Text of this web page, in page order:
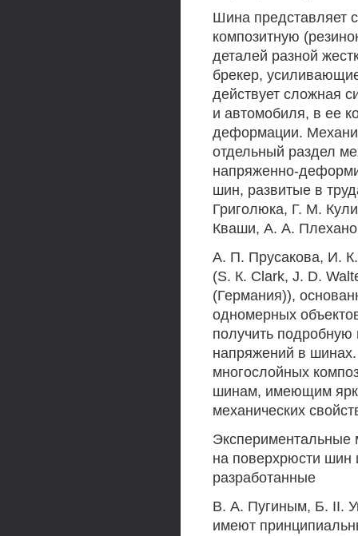
Шина представляет
композитную
деталей разной
брекер,
действует сложная
и автомобиля, в ее
деформации.
отдельный раздел
напряженно-
шин, развитые в
Григолюка, Г. М.
Кваши, А. А.
A. П. Прусакова, И.
(S. К. Clark, J. D.
(Германия)),
одномерных
получить
напряжений в
многослойных
шинам, имеющим
механических
Экспериментальные
на поверхрюсти шин
разработанные
B. А. Пугиным, Б. II.
имеют